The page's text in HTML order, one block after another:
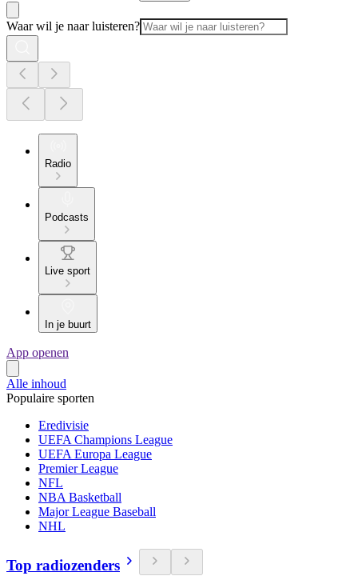
Waar wil je naar luisteren?
Radio
Podcasts
Live sport
In je buurt
App openen
Alle inhoud
Populaire sporten
Eredivisie
UEFA Champions League
UEFA Europa League
Premier League
NFL
NBA Basketball
Major League Baseball
NHL
Top radiozenders